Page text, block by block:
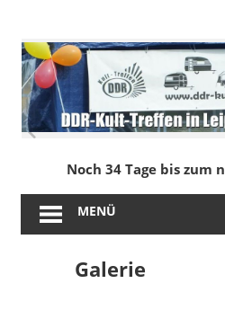
springen
Noch 34 Tage bis zum
MENÜ
Galerie